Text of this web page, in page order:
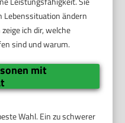
Lebenssituation ändern
ich dir, welche
sind und warum.
mit
Wahl. Ein zu schwerer